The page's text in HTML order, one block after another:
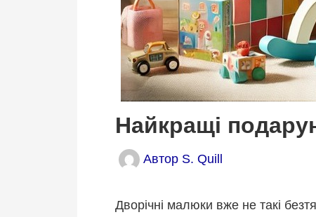
Найкращі
Автор S. Quill
Дворічні малюки вже не такі